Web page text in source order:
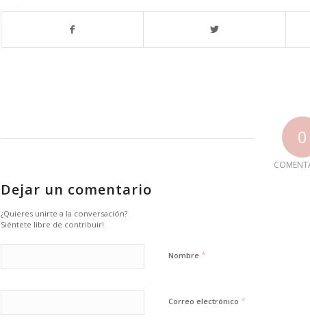
0
Dejar un comentario
¿Quieres unirte a la conversación?
Siéntete libre de contribuir!
Nombre *
Correo electrónico *